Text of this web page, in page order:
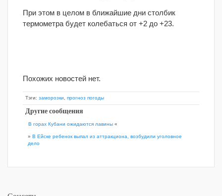
При этом в целом в ближайшие дни столбик
термометра будет колебаться от +2 до +23.
Похожих новостей нет.
Тэги: заморозки прогноз погоды
Другие сообщения
В горах Кубани ожидаются лавины «
» В Ейске ребенок выпал из аттракциона, возбудили уголовное
дело